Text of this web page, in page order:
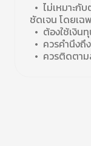
• ไม่เหมาะกั
ชัดเจน โดยเฉ
• ต้องใช้เงิน
• ควรคำนึงถึ
• ควรติดตาม